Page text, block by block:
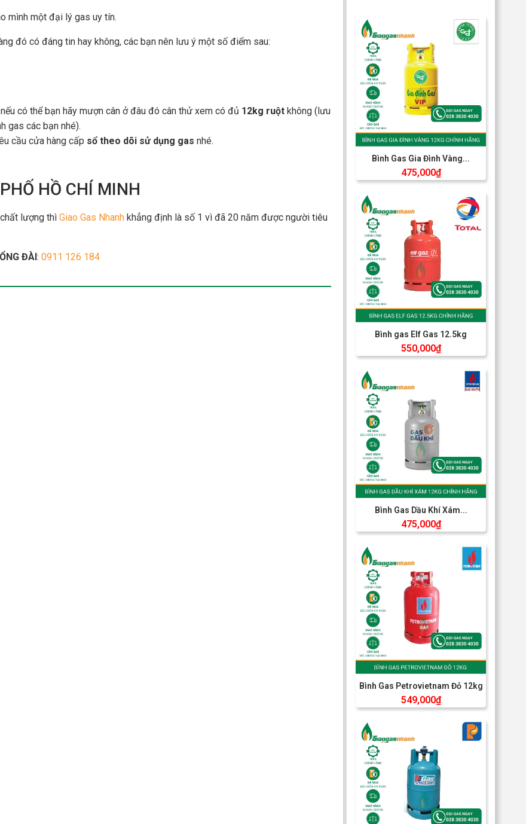
mình một đại lý gas uy tín.
đó có đáng tin hay không, các bạn nên lưu ý một số điểm sau:
có thể bạn hãy mượn cân ở đâu đó cân thử xem có đủ 12kg ruột không (lưu
gas các bạn nhé).
cầu cửa hàng cấp sổ theo dõi sử dụng gas nhé.
HỒ CHÍ MINH
lượng thì Giao Gas Nhanh khẳng định là số 1 vì đã 20 năm được người tiêu
ĐÀI : 0911 126 184
Bình Gas Gia Đình Vàng...
475,000₫
Bình gas Elf Gas 12.5kg
550,000₫
Bình Gas Dầu Khí Xám...
475,000₫
Bình Gas Petrovietnam Đỏ 12kg
549,000₫